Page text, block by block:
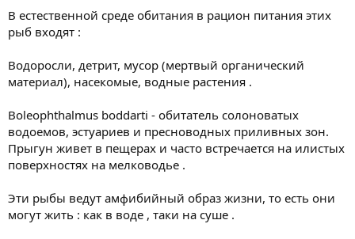
В естественной среде обитания в рацион питания этих
рыб входят :
Водоросли, детрит, мусор (мертвый органический
материал), насекомые, водные растения .
Boleophthalmus boddarti - обитатель солоноватых
водоемов, эстуариев и пресноводных приливных зон.
Прыгун живет в пещерах и часто встречается на илистых
поверхностях на мелководье .
Эти рыбы ведут амфибийный образ жизни, то есть они
могут жить : как в воде , таки на суше .